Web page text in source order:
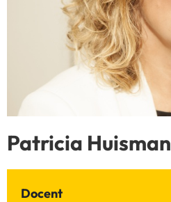
Patricia Huisman
Docent